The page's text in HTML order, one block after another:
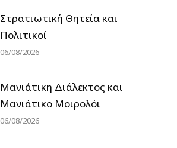
Στρατιωτική Θητεία και
Πολιτικοί
06/08/2026
Μανιάτικη Διάλεκτος και
Μανιάτικο Μοιρολόι
06/08/2026